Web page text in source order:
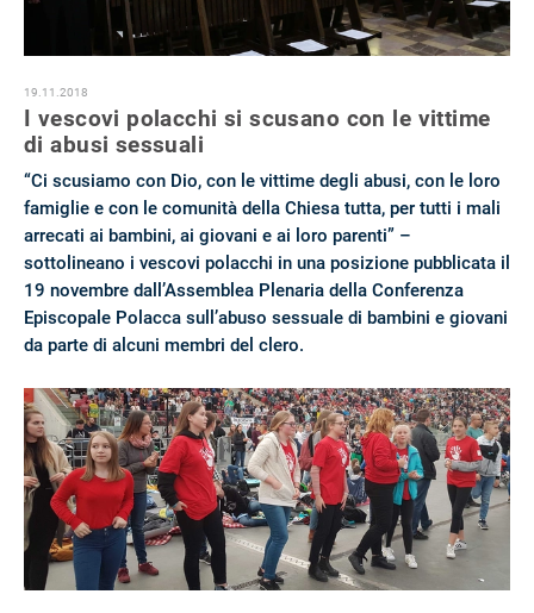
19.11.2018
I vescovi polacchi si scusano con le vittime
di abusi sessuali
“Ci scusiamo con Dio, con le vittime degli abusi, con le loro
famiglie e con le comunità della Chiesa tutta, per tutti i mali
arrecati ai bambini, ai giovani e ai loro parenti” –
sottolineano i vescovi polacchi in ​​una posizione pubblicata il
19 novembre dall’Assemblea Plenaria della Conferenza
Episcopale Polacca sull’abuso sessuale di bambini e giovani
da parte di alcuni membri del clero.